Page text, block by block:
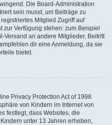
Die Board-Administration
sein musst, um Beiträge zu
Mitglied Zugriff auf
Verfügung stehen: zum Beispiel
Versand an andere Mitglieder, Beitritt
dir eine Anmeldung, da sie
bietet.
Privacy Protection Act of 1998
von Kindern im Internet von
festlegt, dass Websites, die
unter 13 Jahren erheben,